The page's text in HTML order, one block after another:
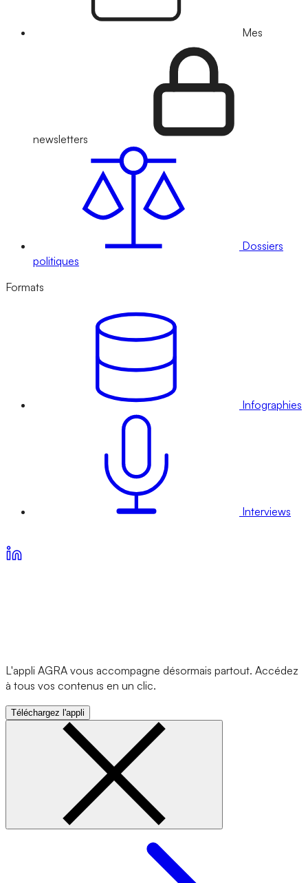
Mes
newsletters
Dossiers
politiques
Formats
Infographies
Interviews
L'appli AGRA vous accompagne désormais partout. Accédez
à tous vos contenus en un clic.
Téléchargez l'appli